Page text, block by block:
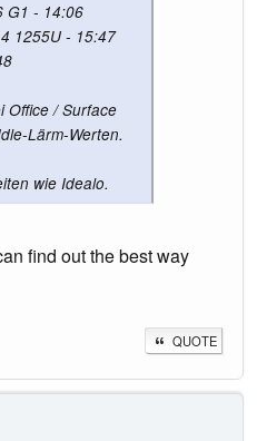
G1 - 14:06
1255U - 15:47
Office / Surface
Lärm-Werten.
wie Idealo.
find out the best way
QUOTE